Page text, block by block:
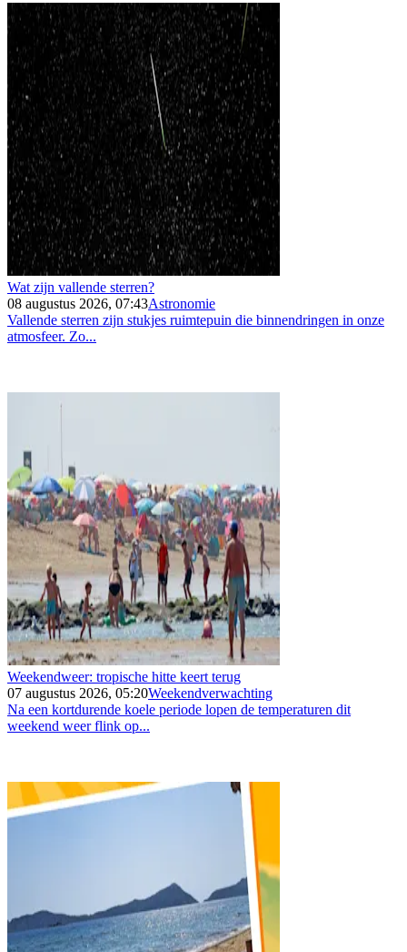
Wat zijn vallende sterren?
08 augustus 2026, 07:43Astronomie
Vallende sterren zijn stukjes ruimtepuin die binnendringen in onze
atmosfeer. Zo...
Weekendweer: tropische hitte keert terug
07 augustus 2026, 05:20Weekendverwachting
Na een kortdurende koele periode lopen de temperaturen dit
weekend weer flink op...